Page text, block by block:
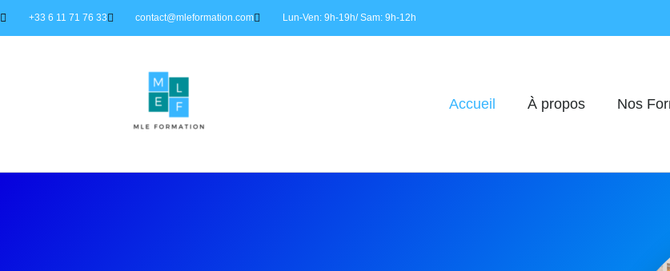
+33 6 11 71 76 33 contact@mleformation.com Lun-Ven: 9h-19h/ Sam: 9h-12h
Accueil À propos Nos